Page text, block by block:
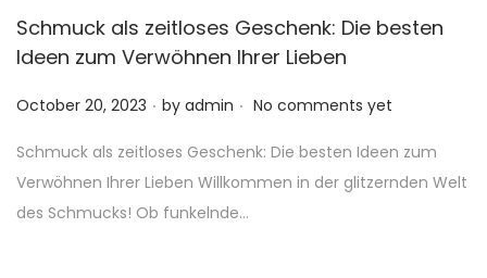
Schmuck als zeitloses Geschenk: Die besten
Ideen zum Verwöhnen Ihrer Lieben
P
s
t
e
October 20, 2023 . by admin . No comments yet
Schmuck als zeitloses Geschenk: Die besten Ideen zum
Verwöhnen Ihrer Lieben Willkommen in der glitzernden Welt
des Schmucks! Ob funkelnde…